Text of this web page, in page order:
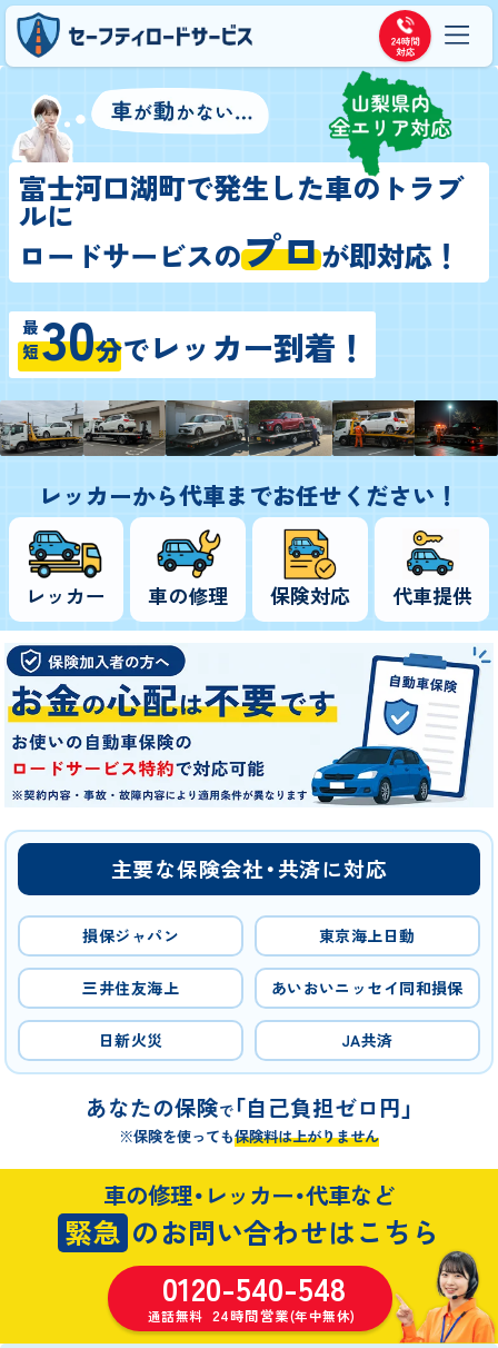
富士河口湖町で発生した車のトラブ
ルに
ロードサービスのプロが即対応！
最短30分でレッカー到着！
レッカーから代車までお任せください！
レッカー 車の修理 保険対応 代車提供
主要な保険会社・共済に対応
損保ジャパン 東京海上日動
三井住友海上 あいおいニッセイ同和損保
日新火災 JA共済
あなたの保険で「自己負担ゼロ円」
※保険を使っても保険料は上がりません
車の修理・レッカー・代車など
緊急 のお問い合わせはこちら
0120-540-548
通話無料 24時間営業(年中無休)